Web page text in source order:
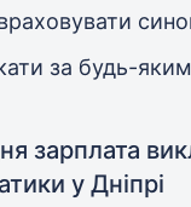
за будь-яким
зарплата
у Дніпрі